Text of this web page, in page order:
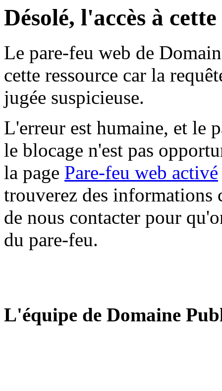
Désolé, l'accès à
Le pare-feu web de
cette ressource car la
jugée suspicieuse.
L'erreur est humaine, et le
le blocage n'est pas
la page Pare-feu web activé
trouverez des informations
de nous contacter pour
du pare-feu.
L'équipe de Domaine